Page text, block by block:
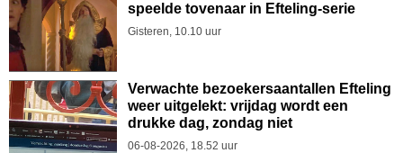
speelde tovenaar in Efteling-serie
Gisteren, 10.10 uur
Verwachte bezoekersaantallen Efteling
weer uitgelekt: vrijdag wordt een
drukke dag, zondag niet
06-08-2026, 18.52 uur